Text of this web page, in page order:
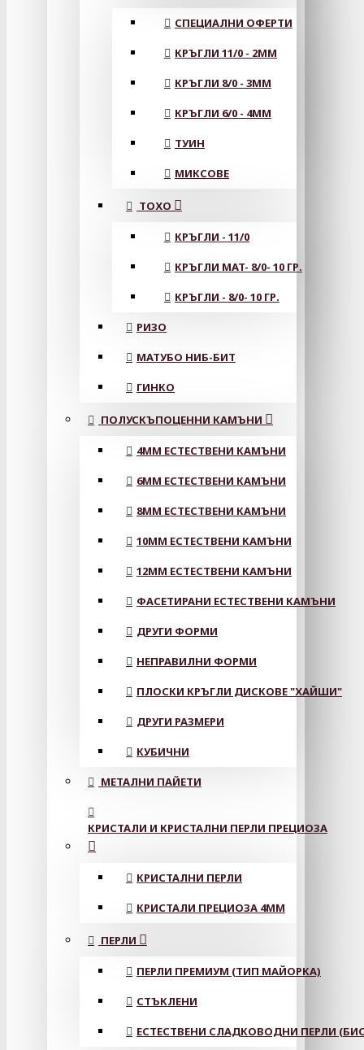
СПЕЦИАЛНИ ОФЕРТИ
КРЪГЛИ 11/0 - 2MM
КРЪГЛИ 8/0 - 3MM
КРЪГЛИ 6/0 - 4MM
ТУИН
МИКСОВЕ
ТОХО
КРЪГЛИ - 11/0
КРЪГЛИ MAT- 8/0- 10 ГР.
КРЪГЛИ - 8/0- 10 ГР.
РИЗО
МАТУБО НИБ-БИТ
ГИНКО
ПОЛУСКЪПОЦЕННИ КАМЪНИ
4MM ЕСТЕСТВЕНИ КАМЪНИ
6MM ЕСТЕСТВЕНИ КАМЪНИ
8MM ЕСТЕСТВЕНИ КАМЪНИ
10MM ЕСТЕСТВЕНИ КАМЪНИ
12MM ЕСТЕСТВЕНИ КАМЪНИ
ФАСЕТИРАНИ ЕСТЕСТВЕНИ КАМЪНИ
ДРУГИ ФОРМИ
НЕПРАВИЛНИ ФОРМИ
ПЛОСКИ КРЪГЛИ ДИСКОВЕ "ХАЙШИ"
ДРУГИ РАЗМЕРИ
КУБИЧНИ
МЕТАЛНИ ПАЙЕТИ
КРИСТАЛИ И КРИСТАЛНИ ПЕРЛИ ПРЕЦИОЗА
КРИСТАЛНИ ПЕРЛИ
КРИСТАЛИ ПРЕЦИОЗА 4ММ
ПЕРЛИ
ПЕРЛИ ПРЕМИУМ (ТИП МАЙОРКА)
СТЪКЛЕНИ
ЕСТЕСТВЕНИ СЛАДКОВОДНИ ПЕРЛИ